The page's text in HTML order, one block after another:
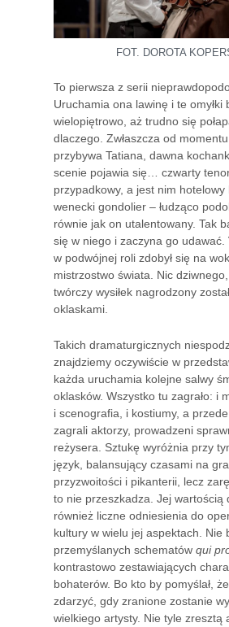
FOT. DOROTA
To pierwsza z serii
Uruchamia ona lawinę i te omyłki
wielopiętrowo, aż trudno się
dlaczego. Zwłaszcza od
przybywa Tatiana, dawna
scenie pojawia się… czwarty
przypadkowy, a jest nim hotelowy
wenecki gondolier – łudząco
równie jak on utalentowany. Tak
się w niego i zaczyna go udawać.
w podwójnej roli zdobył się na
mistrzostwo świata. Nic
twórczy wysiłek nagrodzony
oklaskami.
Takich dramaturgicznych
znajdziemy oczywiście w
każda uruchamia kolejne salwy
oklasków. Wszystko tu zagrało: i
i scenografia, i kostiumy, a
zagrali aktorzy, prowadzeni
reżysera. Sztukę wyróżnia przy
język, balansujący czasami na
przyzwoitości i pikanterii, lecz
to nie przeszkadza. Jej wartością
również liczne odniesienia do
kultury w wielu jej aspektach. Nie
przemyślanych schematów qui
kontrastowo zestawiających
bohaterów. Bo kto by pomyślał,
zdarzyć, gdy zranione zostanie
wielkiego artysty. Nie tyle zresztą